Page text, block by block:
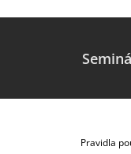
Pravidla